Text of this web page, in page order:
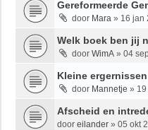
Gereformeerde
door Mara » 16 jan
Welk boek ben jij
door WimA » 04
Kleine ergernissen
door Mannetje »
Afscheid en
door eilander » 05 okt